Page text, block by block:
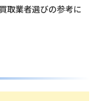
取業者選びの参考に